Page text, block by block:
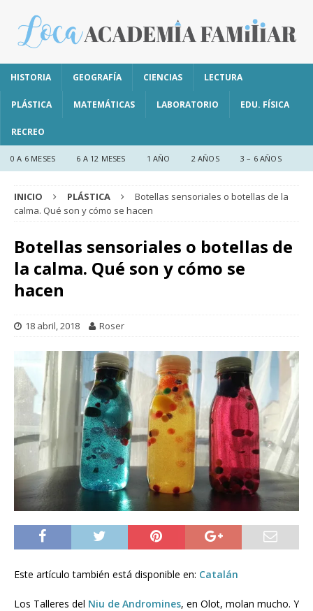
HISTORIA GEOGRAFÍA CIENCIAS LECTURA
PLÁSTICA MATEMÁTICAS LABORATORIO EDU. FÍSICA
RECREO
0 A 6 MESES 6 A 12 MESES 1 AÑO 2 AÑOS 3 – 6 AÑOS
INICIO PLÁSTICA
Botellas sensoriales o botellas de la
calma. Qué son y cómo se hacen
Botellas sensoriales o botellas de
la calma. Qué son y cómo se
hacen
18 abril, 2018 Roser
Este artículo también está disponible en: Catalán
Los Talleres del Niu de Andromines, en Olot, molan mucho. Y